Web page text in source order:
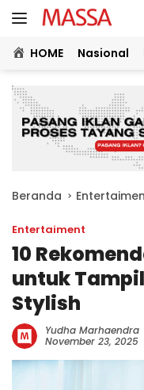
Langsung
ke
konten
HOME Nasional
Beranda
Entertaiment
10
untuk
Stylish
Yudha Marhaendra
November 23, 2025